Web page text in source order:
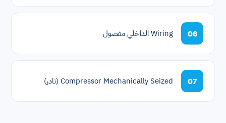
06 Wiring الداخلي مفصول
07 Compressor Mechanically Seized (نادر)